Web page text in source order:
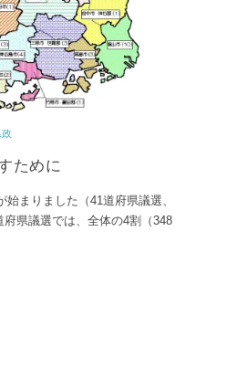
ために
まりました（41道府県議選、
県議選では、全体の4割（348